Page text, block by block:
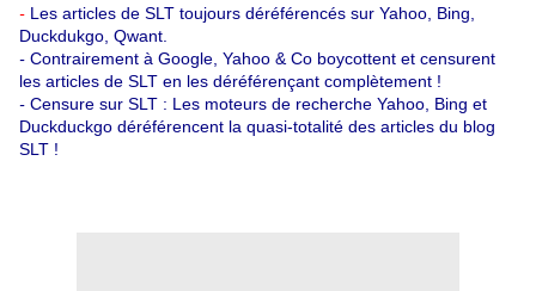
- Les articles de SLT toujours déréférencés sur Yahoo, Bing,
Duckdukgo, Qwant.
- Contrairement à Google, Yahoo & Co boycottent et censurent
les articles de SLT en les déréférençant complètement !
- Censure sur SLT : Les moteurs de recherche Yahoo, Bing et
Duckduckgo déréférencent la quasi-totalité des articles du blog
SLT !